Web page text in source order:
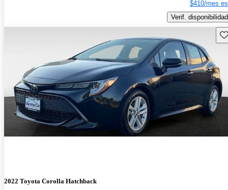
$410/mes
Verif. disponibilidad
2022 Toyota Corolla Hatchback